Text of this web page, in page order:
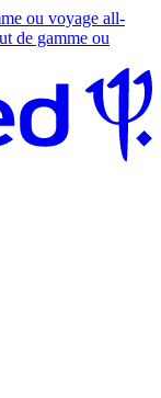
ou voyage all-
de gamme ou